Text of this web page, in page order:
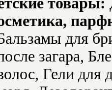
для
загара,
Гели для